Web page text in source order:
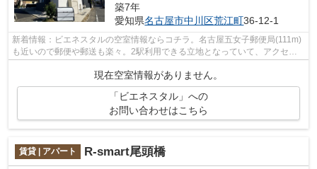
築7年
愛知県名古屋市中川区荒江町36-12-1
新着情報：ビエネスタルの空室情報ならコチラ。名古屋五女子郵便局(111m)
も近いので郵便や郵送も楽々。2駅利用できる立地となっていて、アクセス
現在空室情報がありません。
「ビエネスタル」への
お問い合わせはこちら
賃貸 | アパート R-smart尾頭橋